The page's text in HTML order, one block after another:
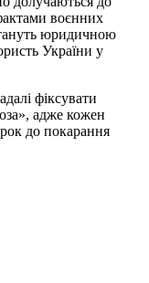
воєнних
юридичною
України у
фіксувати
адже кожен
до покарання